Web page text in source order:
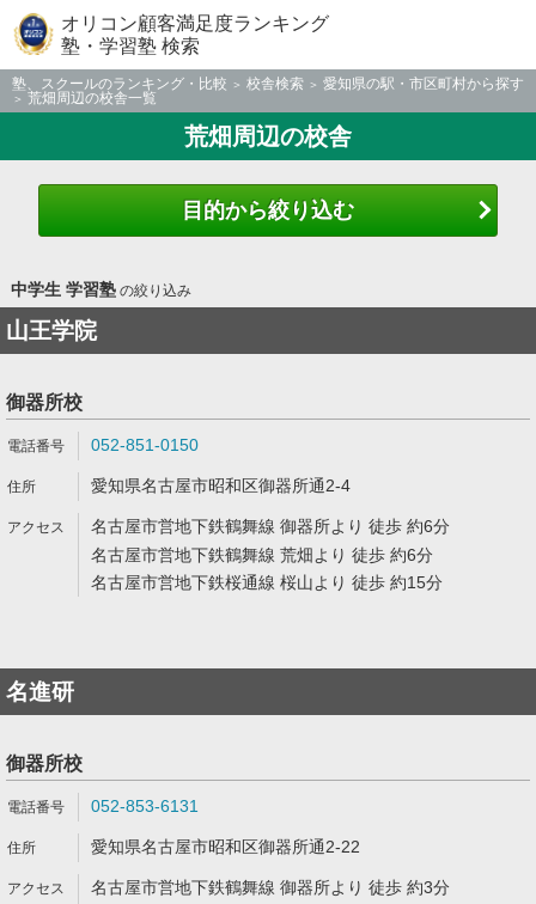
オリコン顧客満足度ランキング
塾・学習塾 検索
塾、スクールのランキング・比較 校舎検索
愛知県の駅・市区町村から探す
荒畑周辺の校舎一覧
荒畑周辺の校舎
目的から絞り込む
中学生 学習塾の絞り込み
山王学院
御器所校
052-851-0150
愛知県名古屋市昭和区御器所通2-4
名古屋市営地下鉄鶴舞線 御器所より 徒歩 約6分
名古屋市営地下鉄鶴舞線 荒畑より 徒歩 約6分
名古屋市営地下鉄桜通線 桜山より 徒歩 約15分
名進研
御器所校
052-853-6131
愛知県名古屋市昭和区御器所通2-22
名古屋市営地下鉄鶴舞線 御器所より 徒歩 約3分